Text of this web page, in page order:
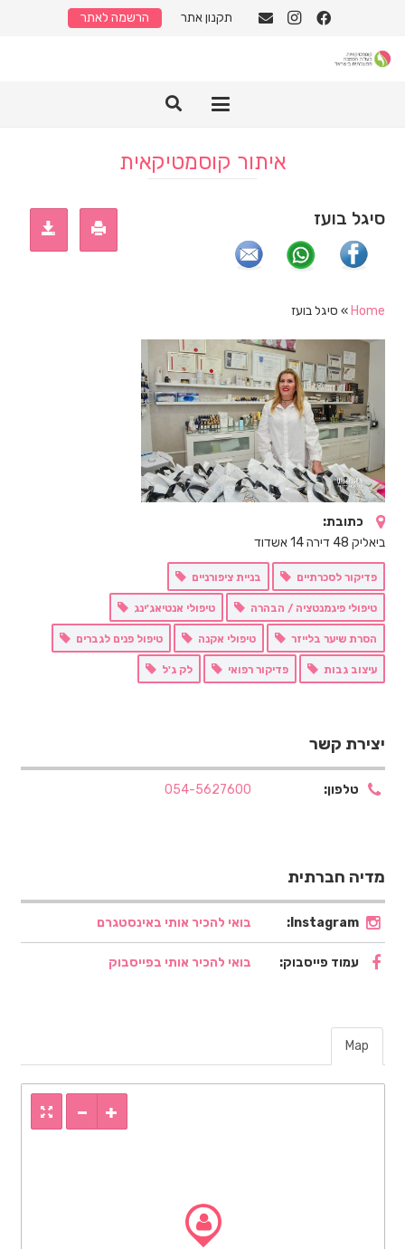
תקנון אתר
הרשמה לאתר
איתור קוסמטיקאית
סיגל בועז
Home
» סיגל בועז
כתובת:
ביאליק 48 דירה 14 אשדוד
פדיקור לסכרתיים בניית ציפורניים
טיפולי פיגמנטציה / הבהרה טיפולי אנטיאג'ינג
הסרת שיער בלייזר טיפולי אקנה טיפול פנים לגברים
עיצוב גבות פדיקור רפואי לק ג'ל
יצירת קשר
טלפון: 054-5627600
מדיה חברתית
Instagram: בואי להכיר אותי באינסטגרם
עמוד פייסבוק: בואי להכיר אותי בפייסבוק
Map